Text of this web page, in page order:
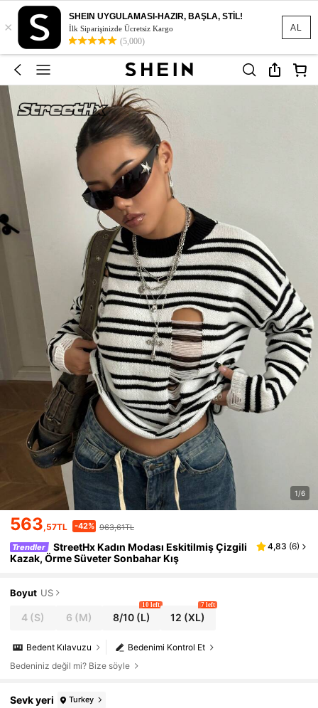
AL
×
SHEIN UYGULAMASI-HAZIR, BAŞLA, STİL!
İlk Siparişinizde Ücretsiz Kargo
(5,000)
1/6
563,57TL -42% 963,61TL
Trendler
StreetHx Kadın Modası Eskitilmiş Çizgili
Kazak, Örme Süveter Sonbahar Kış
4,83 (6)
Boyut US
4 (S) 6 (M) 8/10(L)
10 left
12 (XL)
7 left
Bedenimi Kontrol Et
Bedent Kılavuzu
Bedeniniz değil mi? Bize söyle
Sevk yeri Turkey